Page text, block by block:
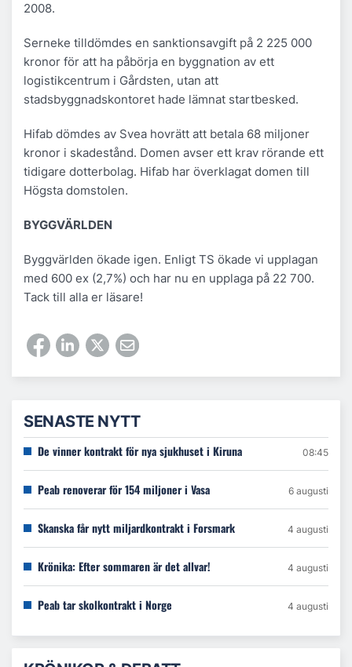
2008.
Serneke tilldömdes en sanktionsavgift på 2 225 000
kronor för att ha påbörja en byggnation av ett
logistikcentrum i Gårdsten, utan att
stadsbyggnadskontoret hade lämnat startbesked.
Hifab dömdes av Svea hovrätt att betala 68 miljoner
kronor i skadestånd. Domen avser ett krav rörande ett
tidigare dotterbolag. Hifab har överklagat domen till
Högsta domstolen.
BYGGVÄRLDEN
Byggvärlden ökade igen. Enligt TS ökade vi upplagan
med 600 ex (2,7%) och har nu en upplaga på 22 700.
Tack till alla er läsare!
SENASTE NYTT
De vinner kontrakt för nya sjukhuset i Kiruna 08:45
Peab renoverar för 154 miljoner i Vasa 6 augusti
Skanska får nytt miljardkontrakt i Forsmark 4 augusti
Krönika: Efter sommaren är det allvar! 4 augusti
Peab tar skolkontrakt i Norge 4 augusti